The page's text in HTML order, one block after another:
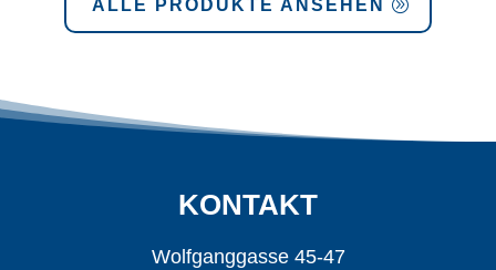
ALLE PRODUKTE ANSEHEN
KONTAKT
Wolfganggasse 45-47